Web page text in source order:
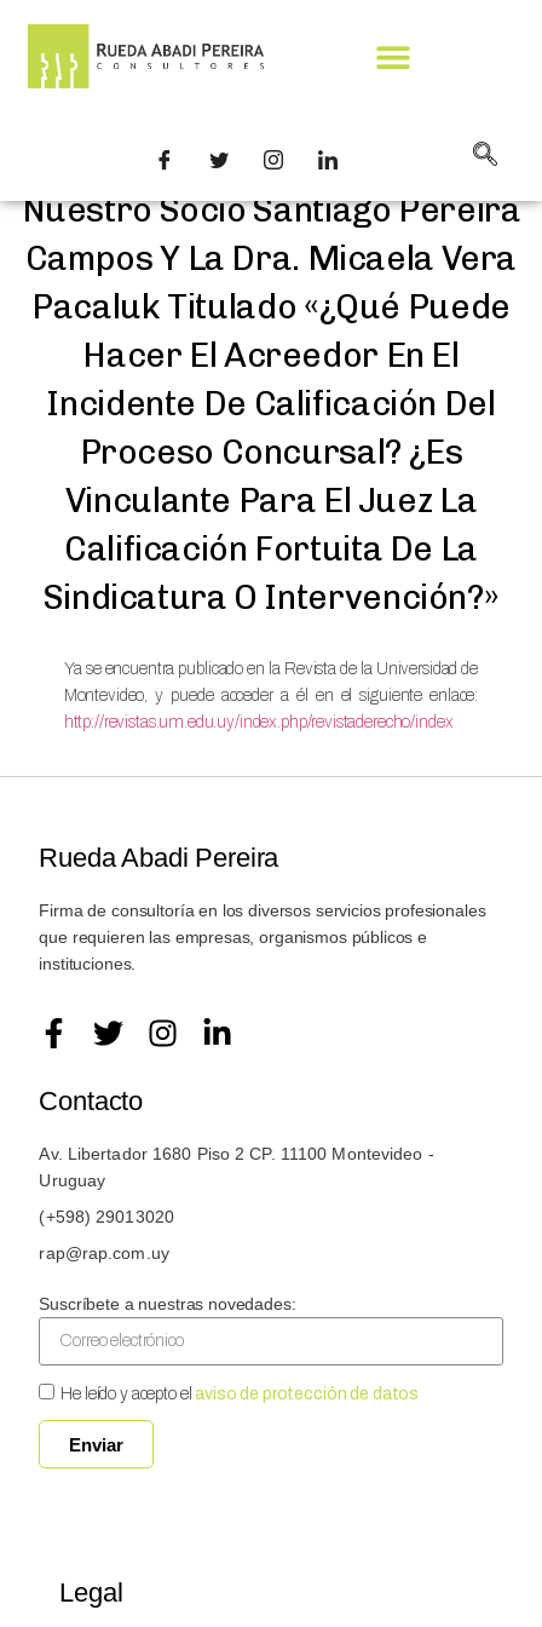
Nuevo Artículo A Cargo De
Nuestro Socio Santiago Pereira
Campos Y La Dra. Micaela Vera
Pacaluk Titulado «¿Qué Puede
Hacer El Acreedor En El
Incidente De Calificación Del
Proceso Concursal? ¿Es
Vinculante Para El Juez La
Calificación Fortuita De La
Sindicatura O Intervención?»
Ya se encuentra publicado en la Revista de la Universidad de
Montevideo, y puede acceder a él en el siguiente enlace:
http://revistas.um.edu.uy/index.php/revistaderecho/index
Rueda Abadi Pereira
Firma de consultoría en los diversos servicios profesionales
que requieren las empresas, organismos públicos e
instituciones.
Contacto
Av. Libertador 1680 Piso 2 CP. 11100 Montevideo -
Uruguay
(+598) 29013020
rap@rap.com.uy
Suscríbete a nuestras novedades:
He leído y acepto elaviso de protección de datos
Enviar
Legal